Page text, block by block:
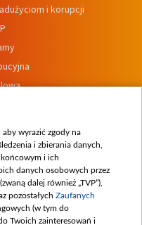
i korupcji
wyrazić zgody na
i zbierania danych,
i ich
danych osobowych przez
dalej również „TVP”),
pozostałych Zaufanych
(w tym do
Twoich zainteresowań i